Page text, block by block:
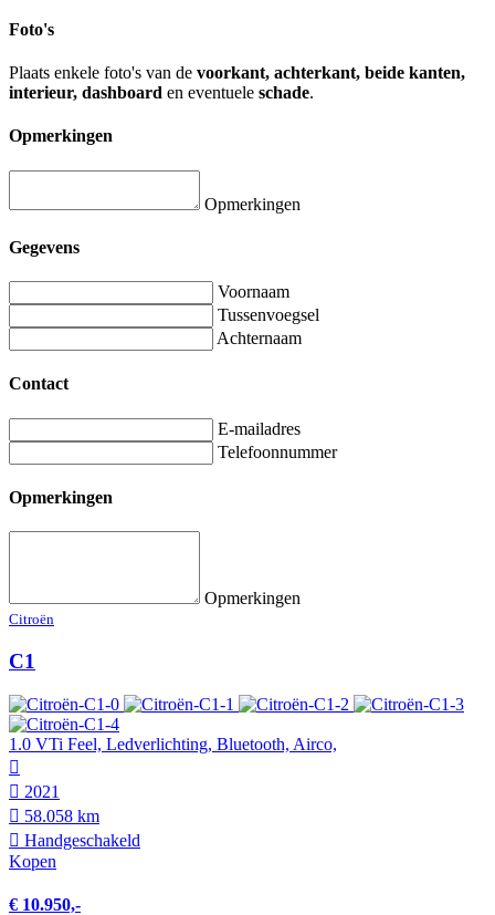
Foto's
Plaats enkele foto's van de voorkant, achterkant, beide kanten,
interieur, dashboard en eventuele schade.
Opmerkingen
Opmerkingen
Gegevens
Voornaam
Tussenvoegsel
Achternaam
Contact
E-mailadres
Telefoonnummer
Opmerkingen
Opmerkingen
Citroën
C1
1.0 VTi Feel, Ledverlichting, Bluetooth, Airco,
2021
58.058 km
Hand­geschakeld
Kopen
€ 10.950,-